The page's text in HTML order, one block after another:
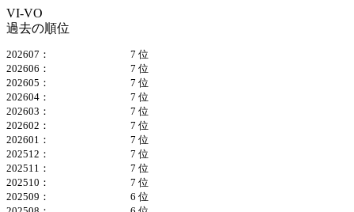
VI-VO
過去の順位
202607：
7 位
202606：
7 位
202605：
7 位
202604：
7 位
202603：
7 位
202602：
7 位
202601：
7 位
202512：
7 位
202511：
7 位
202510：
7 位
202509：
6 位